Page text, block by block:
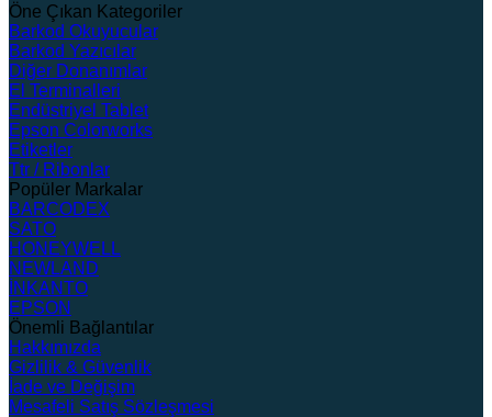
Öne Çıkan Kategoriler
Barkod Okuyucular
Barkod Yazıcılar
Diğer Donanımlar
El Terminalleri
Endüstriyel Tablet
Epson Colorworks
Etiketler
Ttr / Ribonlar
Popüler Markalar
BARCODEX
SATO
HONEYWELL
NEWLAND
İNKANTO
EPSON
Önemli Bağlantılar
Hakkımızda
Gizlilik & Güvenlik
İade ve Değişim
Mesafeli Satış Sözleşmesi